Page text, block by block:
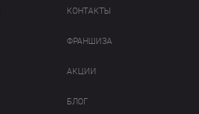
КОНТАКТЫ
ФРАНШИЗА
АКЦИИ
БЛОГ